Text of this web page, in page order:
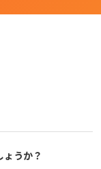
うか？